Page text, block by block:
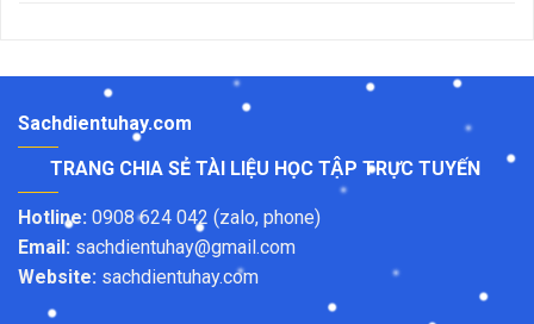
Sachdientuhay.com
TRANG CHIA SẺ TÀI LIỆU HỌC TẬP TRỰC TUYẾN
Hotline: 0908 624 042 (zalo, phone)
Email: sachdientuhay@gmail.com
Website: sachdientuhay.com